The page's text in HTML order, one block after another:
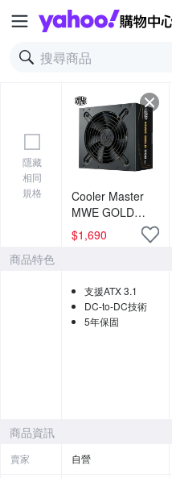
隱藏
相同
規格
Cooler Master
MWE GOLD
550W V3 ATX3.1
直出線 金牌
$1,690
商品特色
支援ATX 3.1
DC-to-DC技術
5年保固
商品資訊
賣家 自營